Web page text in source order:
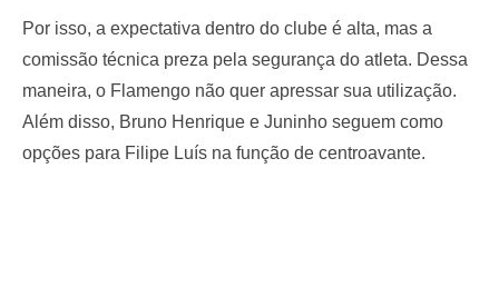
Por isso, a expectativa dentro do clube é alta, mas a
comissão técnica preza pela segurança do atleta. Dessa
maneira, o Flamengo não quer apressar sua utilização.
Além disso, Bruno Henrique e Juninho seguem como
opções para Filipe Luís na função de centroavante.